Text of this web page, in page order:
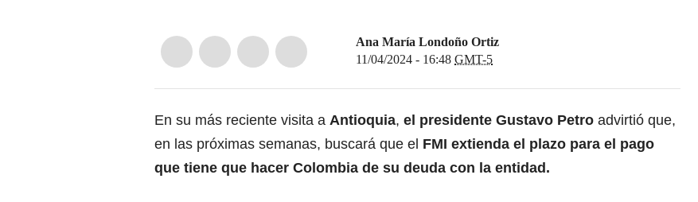
Ana María Londoño Ortiz
11/04/2024 - 16:48 GMT-5
En su más reciente visita a Antioquia, el presidente Gustavo Petro advirtió que,
en las próximas semanas, buscará que el FMI extienda el plazo para el pago
que tiene que hacer Colombia de su deuda con la entidad.